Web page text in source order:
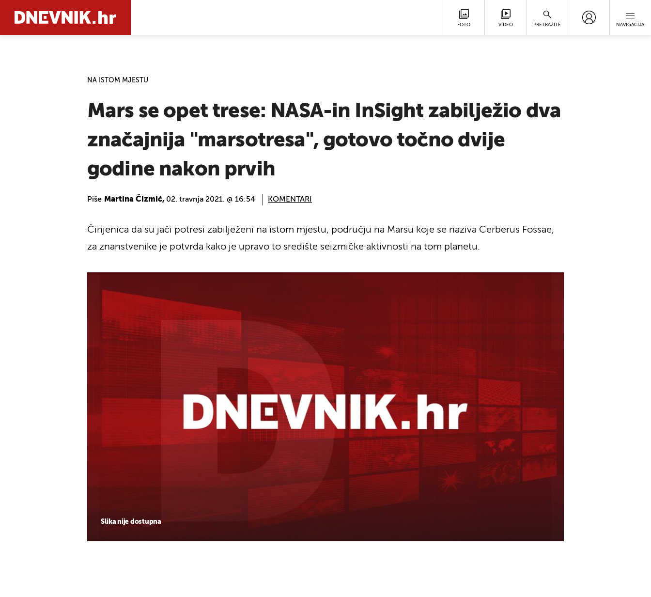
FOTO VIDEO PRETRAŽITE NAVIGACIJA
NA ISTOM MJESTU
Mars se opet trese: NASA-in InSight zabilježio dva
značajnija "marsotresa", gotovo točno dvije
godine nakon prvih
Piše Martina Čizmić, 02. travnja 2021. @ 16:54 KOMENTARI
Slika nije dostupna
Činjenica da su jači potresi zabilježeni na istom mjestu, području na Marsu koje se naziva Cerberus Fossae,
za znanstvenike je potvrda kako je upravo to središte seizmičke aktivnosti na tom planetu.